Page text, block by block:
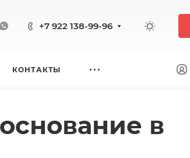
+7 922 138-99-96
КОНТАКТЫ
в